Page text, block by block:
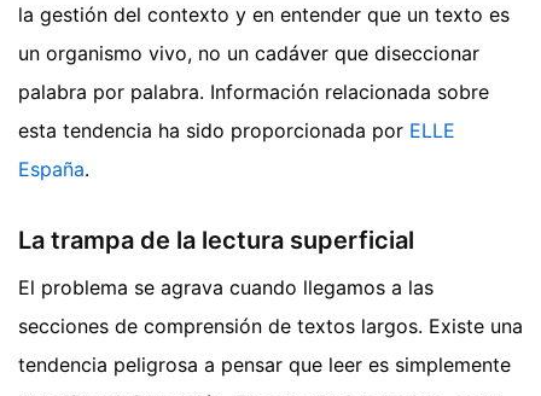
la gestión del contexto y en entender que un texto es
un organismo vivo, no un cadáver que diseccionar
palabra por palabra. Información relacionada sobre
esta tendencia ha sido proporcionada por ELLE
España.
La trampa de la lectura superficial
El problema se agrava cuando llegamos a las
secciones de comprensión de textos largos. Existe una
tendencia peligrosa a pensar que leer es simplemente